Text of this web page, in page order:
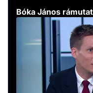
Bóka János